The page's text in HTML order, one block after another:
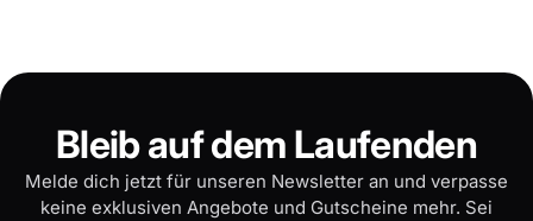
Bleib auf dem Laufenden
Melde dich jetzt für unseren Newsletter an und verpasse
keine exklusiven Angebote und Gutscheine mehr. Sei